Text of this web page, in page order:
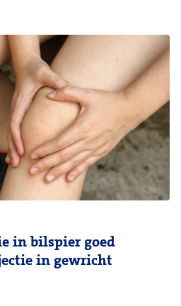
in bilspier goed
in gewricht